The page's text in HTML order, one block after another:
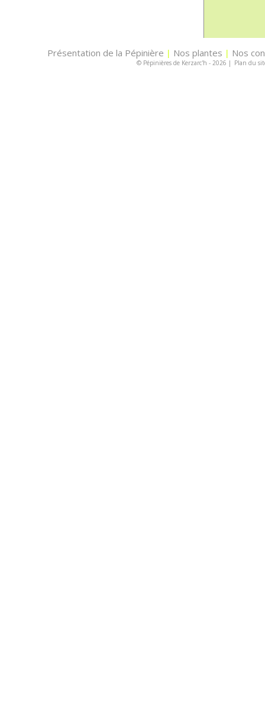
Présentation de la Pépinière | Nos plantes | Nos
© Pépinières de Kerzarc'h - 2026 | Plan du